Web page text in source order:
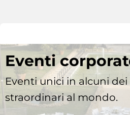
Eventi
Eventi unici in alcuni
straordinari al mondo.